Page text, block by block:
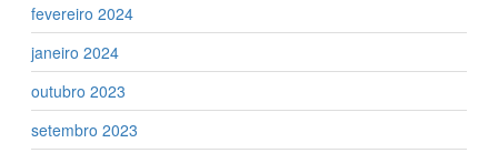
fevereiro 2024
janeiro 2024
outubro 2023
setembro 2023